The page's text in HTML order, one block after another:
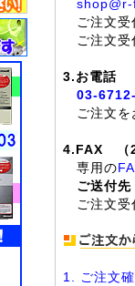
ご注文受
ご注文受
3.お電話
03-
ご注文を
4.FAX （
専用の
ご送付
ご注文受
1. ご注文